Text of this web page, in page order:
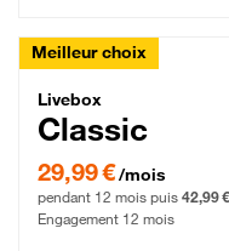
Meilleur choix
Livebox
Livebox
Classic
29,99 € par mois pendant
29,99 €/mois
pendant 12 mois puis 42,99
Engagement 12 mois